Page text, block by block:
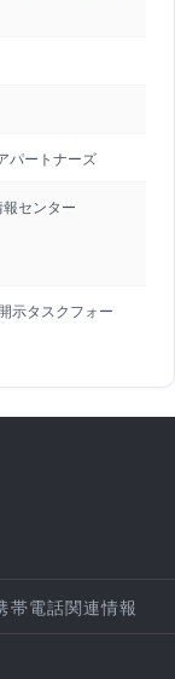
パートナーズ
センター
示タスクフォー
帯電話関連情報